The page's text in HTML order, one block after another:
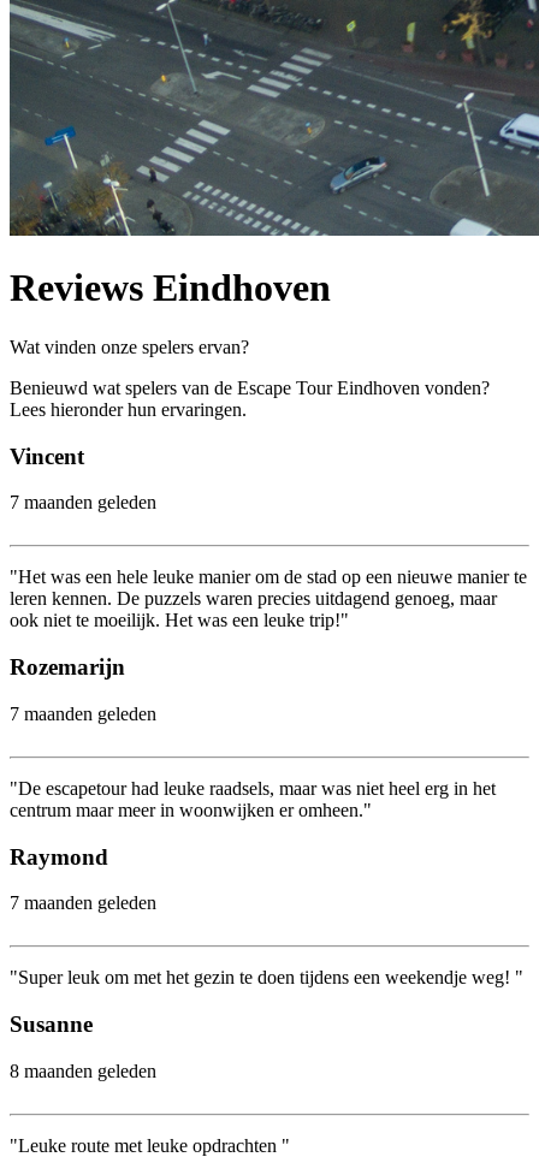
Reviews Eindhoven
Wat vinden onze spelers ervan?
Benieuwd wat spelers van de Escape Tour Eindhoven vonden?
Lees hieronder hun ervaringen.
Vincent
7 maanden geleden
"Het was een hele leuke manier om de stad op een nieuwe manier te
leren kennen. De puzzels waren precies uitdagend genoeg, maar
ook niet te moeilijk. Het was een leuke trip!"
Rozemarijn
7 maanden geleden
"De escapetour had leuke raadsels, maar was niet heel erg in het
centrum maar meer in woonwijken er omheen."
Raymond
7 maanden geleden
"Super leuk om met het gezin te doen tijdens een weekendje weg! "
Susanne
8 maanden geleden
"Leuke route met leuke opdrachten "